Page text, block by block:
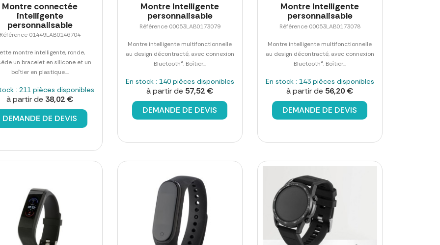
Montre connectée
intelligente
personnalisable
01449LAB0146704
montre intelligente, ronde,
un bracelet en silicone et un
boîtier en plastique....
: 211 pièces disponibles
à partir de 38,02 €
DEMANDE DE DEVIS
Montre Intelligente
personnalisable
Référence 00053LAB0173079
Montre intelligente multifonctionnelle
au design décontracté, avec connexion
Bluetooth®. Boîtier...
En stock : 140 pièces disponibles
à partir de 57,52 €
DEMANDE DE DEVIS
Montre Intelligente
personnalisable
Référence 00053LAB0173078
Montre intelligente multifonctionnelle
au design décontracté, avec connexion
Bluetooth®. Boîtier...
En stock : 143 pièces disponibles
à partir de 56,20 €
DEMANDE DE DEVIS